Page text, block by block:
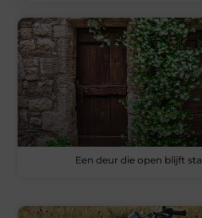
Een deur die open blijft